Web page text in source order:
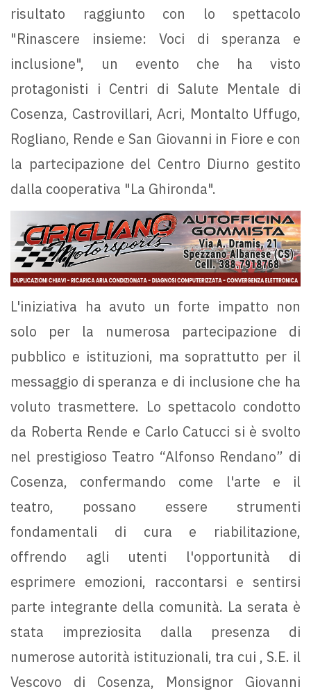
risultato raggiunto con lo spettacolo
"Rinascere insieme: Voci di speranza e
inclusione", un evento che ha visto
protagonisti i Centri di Salute Mentale di
Cosenza, Castrovillari, Acri, Montalto Uffugo,
Rogliano, Rende e San Giovanni in Fiore e con
la partecipazione del Centro Diurno gestito
dalla cooperativa "La Ghironda".
L'iniziativa ha avuto un forte impatto non
solo per la numerosa partecipazione di
pubblico e istituzioni, ma soprattutto per il
messaggio di speranza e di inclusione che ha
voluto trasmettere. Lo spettacolo condotto
da Roberta Rende e Carlo Catucci si è svolto
nel prestigioso Teatro “Alfonso Rendano” di
Cosenza, confermando come l'arte e il
teatro, possano essere strumenti
fondamentali di cura e riabilitazione,
offrendo agli utenti l'opportunità di
esprimere emozioni, raccontarsi e sentirsi
parte integrante della comunità. La serata è
stata impreziosita dalla presenza di
numerose autorità istituzionali, tra cui , S.E. il
Vescovo di Cosenza, Monsignor Giovanni